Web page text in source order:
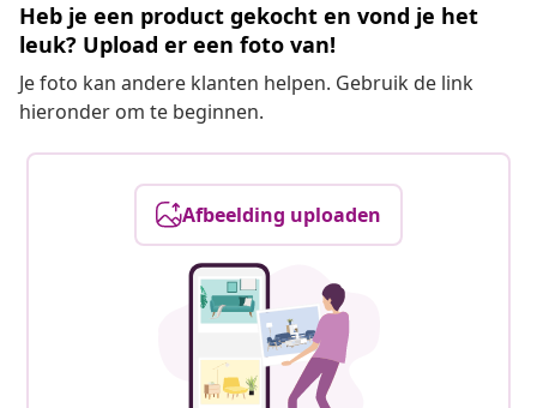
Heb je een product gekocht en vond je het
leuk? Upload er een foto van!
Je foto kan andere klanten helpen. Gebruik de link
hieronder om te beginnen.
Afbeelding uploaden